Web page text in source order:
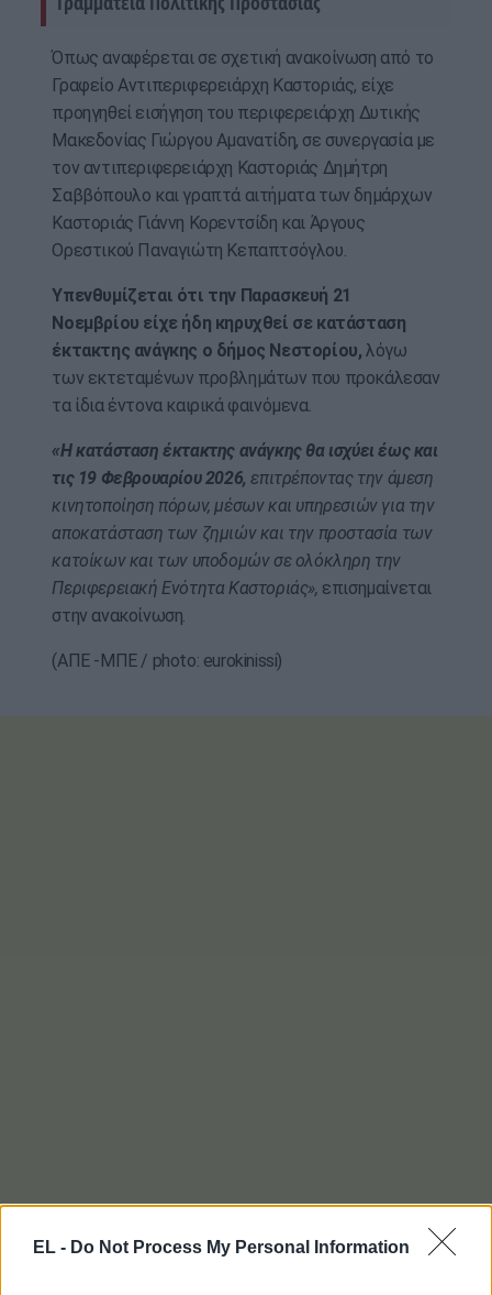
EL - Do Not Process My Personal Information
Όπως αναφέρεται σε σχετική ανακοίνωση από το
Γραφείο Αντιπεριφερειάρχη Καστοριάς, είχε
προηγηθεί εισήγηση του περιφερειάρχη Δυτικής
Μακεδονίας Γιώργου Αμανατίδη, σε συνεργασία με
τον αντιπεριφερειάρχη Καστοριάς Δημήτρη
Σαββόπουλο και γραπτά αιτήματα των δημάρχων
Καστοριάς Γιάννη Κορεντσίδη και Άργους
Ορεστικού Παναγιώτη Κεπαπτσόγλου.
Υπενθυμίζεται ότι την Παρασκευή 21
Νοεμβρίου είχε ήδη κηρυχθεί σε κατάσταση
έκτακτης ανάγκης ο δήμος Νεστορίου, λόγω
των εκτεταμένων προβλημάτων που προκάλεσαν
τα ίδια έντονα καιρικά φαινόμενα.
«Η κατάσταση έκτακτης ανάγκης θα ισχύει έως και
τις 19 Φεβρουαρίου 2026,επιτρέποντας την άμεση
κινητοποίηση πόρων, μέσων και υπηρεσιών για την
αποκατάσταση των ζημιών και την προστασία των
κατοίκων και των υποδομών σε ολόκληρη την
Περιφερειακή Ενότητα Καστοριάς», επισημαίνεται
στην ανακοίνωση.
(ΑΠΕ -ΜΠΕ / photo: eurokinissi)